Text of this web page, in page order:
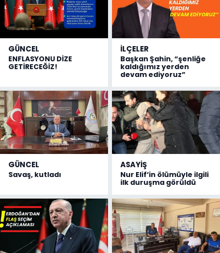
GÜNCEL
ENFLASYONU DİZE
GETİRECEĞİZ!
İLÇELER
Başkan Şahin, “şenliğe
kaldığımız yerden
devam ediyoruz”
GÜNCEL
Savaş, kutladı
ASAYİŞ
Nur Elif’in ölümüyle ilgili
ilk duruşma görüldü